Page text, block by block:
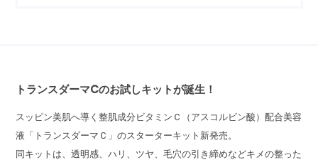
トランスダーマCのお試しキットが誕生！
スッピン美肌へ導く整肌成分ビタミンＣ（アスコルビン酸）配合美容
液「トランスダーマＣ」のスターターキット新発売。
同キットは、透明感、ハリ、ツヤ、毛穴の引き締めなどキメの整った